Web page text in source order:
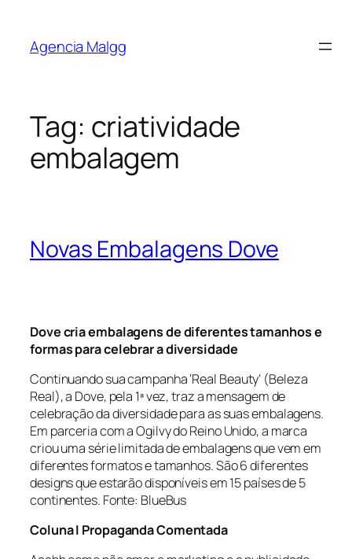
Agencia Malgg
Tag: criatividade
embalagem
Novas Embalagens Dove
Dove cria embalagens de diferentes tamanhos e
formas para celebrar a diversidade
Continuando sua campanha ‘Real Beauty‘ (Beleza
Real), a Dove, pela 1ª vez, traz a mensagem de
celebração da diversidade para as suas embalagens.
Em parceria com a Ogilvy do Reino Unido, a marca
criou uma série limitada de embalagens que vem em
diferentes formatos e tamanhos. São 6 diferentes
designs que estarão disponíveis em 15 países de 5
continentes. Fonte: BlueBus
Coluna I Propaganda Comentada